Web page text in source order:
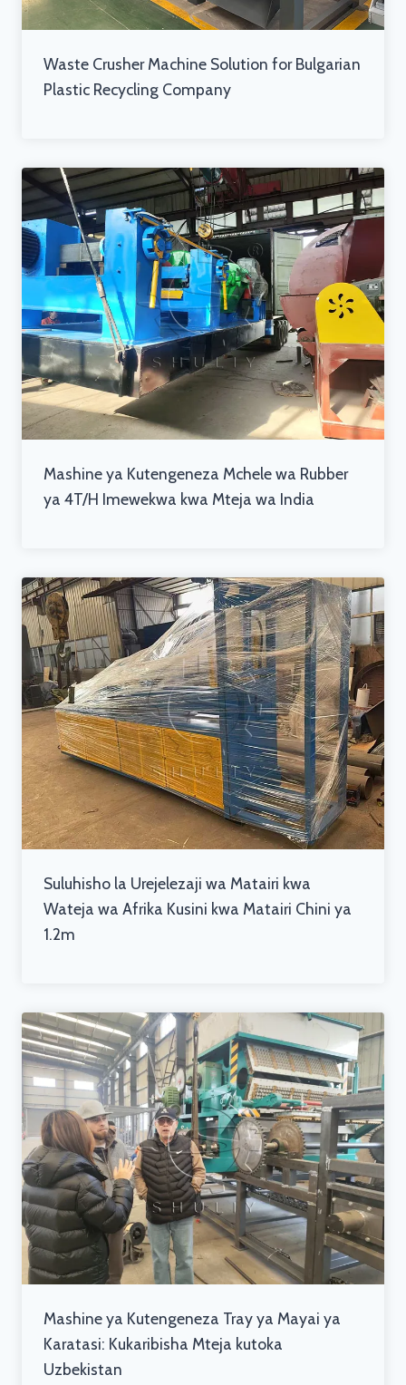
Waste Crusher Machine Solution for Bulgarian
Plastic Recycling Company
Mashine ya Kutengeneza Mchele wa Rubber
ya 4T/H Imewekwa kwa Mteja wa India
Suluhisho la Urejelezaji wa Matairi kwa
Wateja wa Afrika Kusini kwa Matairi Chini ya
1.2m
Mashine ya Kutengeneza Tray ya Mayai ya
Karatasi: Kukaribisha Mteja kutoka
Uzbekistan